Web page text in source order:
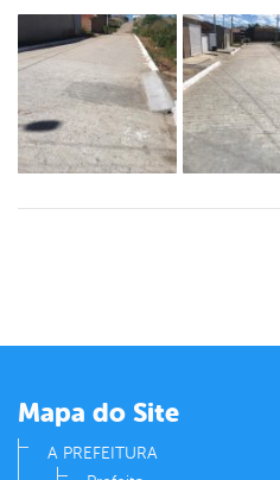
Mapa do Site
A PREFEITURA